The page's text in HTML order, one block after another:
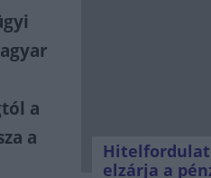
a
a
Hitelfordulat
elzárja a